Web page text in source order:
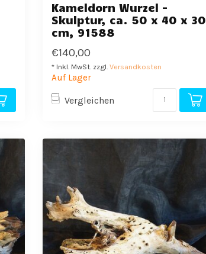
Kameldorn Wurzel -
Skulptur, ca. 50 x 40 x 30
cm, 91588
€140,00
* Inkl. MwSt. zzgl. Versandkosten
Auf Lager
Vergleichen